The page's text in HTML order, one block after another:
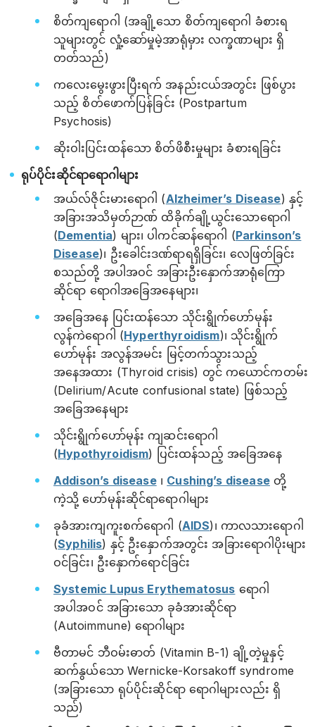
စိတ်ကျရောဂါ (အချို့သော စိတ်ကျရောဂါ ခံစားရ
သူများတွင် လှုံ့ဆော်မှုမဲ့အာရုံမှား လက္ခဏာများ ရှိ
တတ်သည်)
ကလေးမွေးဖွားပြီးရက် အနည်းငယ်အတွင်း ဖြစ်ပွား
သည့် စိတ်ဖောက်ပြန်ခြင်း (Postpartum
Psychosis)
ဆိုးဝါးပြင်းထန်သော စိတ်ဖိစီးမှုများ ခံစားရခြင်း
ရုပ်ပိုင်းဆိုင်ရာရောဂါများ
အယ်လ်ဇိုင်းမားရောဂါ (Alzheimer’s Disease) နှင့်
အခြားအသိမှတ်ဉာဏ် ထိခိုက်ချို့ယွင်းသောရောဂါ
(Dementia) များ၊ ပါကင်ဆန်ရောဂါ (Parkinson’s
Disease)၊ ဦးခေါင်းဒဏ်ရာရရှိခြင်း၊ လေဖြတ်ခြင်း
စသည်တို့ အပါအဝင် အခြားဦးနှောက်အာရုံကြော
ဆိုင်ရာ ရောဂါအခြေအနေများ၊
အခြေအနေ ပြင်းထန်သော သိုင်းရွိုက်ဟော်မုန်း
လွန်ကဲရောဂါ (Hyperthyroidism)၊ သိုင်းရွိုက်
ဟော်မုန်း အလွန်အမင်း မြင့်တက်သွားသည့်
အနေအထား (Thyroid crisis) တွင် ကယောင်ကတမ်း
(Delirium/Acute confusional state) ဖြစ်သည့်
အခြေအနေများ
သိုင်းရွိုက်ဟော်မုန်း ကျဆင်းရောဂါ
(Hypothyroidism) ပြင်းထန်သည့် အခြေအနေ
Addison’s disease၊ Cushing’s diseaseတို့
ကဲ့သို့ ဟော်မုန်းဆိုင်ရာရောဂါများ
ခုခံအားကျကူးစက်ရောဂါ (AIDS)၊ ကာလသားရောဂါ
(Syphilis) နှင့် ဦးနှောက်အတွင်း အခြားရောဂါပိုးများ
ဝင်ခြင်း၊ ဦးနှောက်ရောင်ခြင်း
Systemic Lupus Erythematosus ရောဂါ
အပါအဝင် အခြားသော ခုခံအားဆိုင်ရာ
(Autoimmune) ရောဂါများ
ဗီတာမင် ဘီဝမ်းဓာတ် (Vitamin B-1) ချို့တဲ့မှုနှင့်
ဆက်နွယ်သော Wernicke-Korsakoff syndrome
(အခြားသော ရုပ်ပိုင်းဆိုင်ရာ ရောဂါများလည်း ရှိ
သည်)